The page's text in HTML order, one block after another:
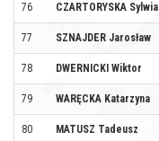
76 CZARTORYSKA Sylwia
77 SZNAJDER Jarosław
78 DWERNICKI Wiktor
79 WARĘCKA Katarzyna
80 MATUSZ Tadeusz